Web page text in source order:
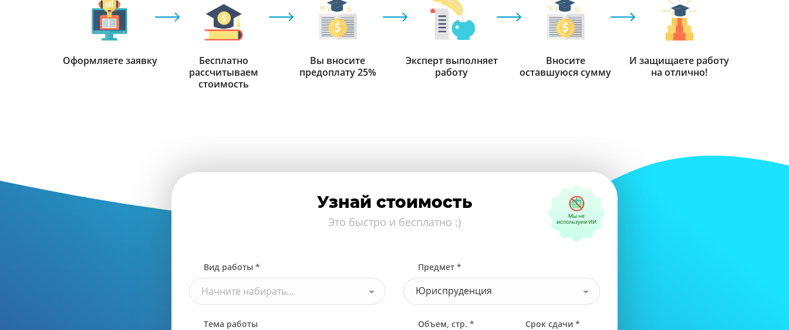
Оформляете заявку
Бесплатно
рассчитываем
стоимость
Вы вносите
предоплату 25%
Эксперт выполняет
работу
Вносите
оставшуюся сумму
И защищаете работу
на отлично!
Узнай стоимость
Это быстро и бесплатно :)
Вид работы *
Начните набирать...
Предмет *
Юриспруденция
Тема работы Объем, стр. * Срок сдачи *